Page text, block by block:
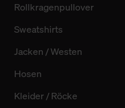
Rollkragenpullover
Sweatshirts
Jacken / Westen
Hosen
Kleider / Röcke